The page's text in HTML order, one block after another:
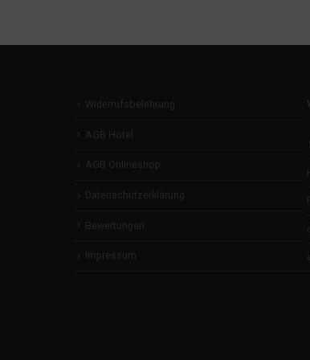
Widerrufsbelehrung
AGB Hotel
AGB Onlineshop
Datenschutzerklärung
Bewertungen
Impressum